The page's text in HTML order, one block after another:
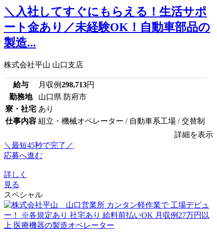
＼入社してすぐにもらえる！生活サポ
ート金あり／未経験OK！自動車部品の
製造...
株式会社平山 山口支店
給与 月収例298,713円
勤務地
山口県 防府市
寮・社宅 あり
仕事内容 組立・機械オペレーター / 自動車系工場 / 交替制
詳細を表示
＼最短45秒で完了／
応募へ進む
詳しく
見る
スペシャル